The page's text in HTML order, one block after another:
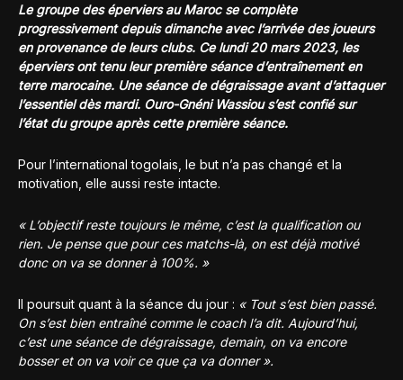
Le groupe des éperviers au Maroc se complète
progressivement depuis dimanche avec l’arrivée des joueurs
en provenance de leurs clubs. Ce lundi 20 mars 2023, les
éperviers ont tenu leur première séance d’entraînement en
terre marocaine. Une séance de dégraissage avant d’attaquer
l’essentiel dès mardi. Ouro-Gnéni Wassiou s’est confié sur
l’état du groupe après cette première séance.
Pour l’international togolais, le but n’a pas changé et la
motivation, elle aussi reste intacte.
« L’objectif reste toujours le même, c’est la qualification ou
rien. Je pense que pour ces matchs-là, on est déjà motivé
donc on va se donner à 100%. »
Il poursuit quant à la séance du jour : « Tout s’est bien passé.
On s’est bien entraîné comme le coach l’a dit. Aujourd’hui,
c’est une séance de dégraissage, demain, on va encore
bosser et on va voir ce que ça va donner ».